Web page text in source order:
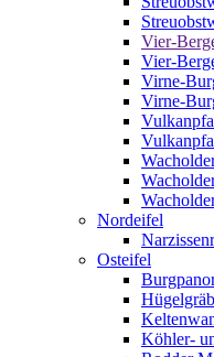
Vier-
Vier-
Virne-
Virne-
Nordeifel
Osteifel
Köhler-